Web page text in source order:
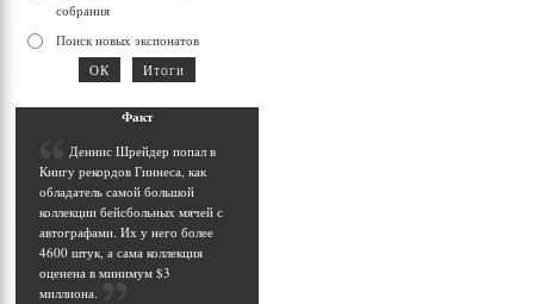
собрания
Поиск новых экспонатов
Факт
Деннис Шрейдер попал в
Книгу рекордов Гиннеса, как
обладатель самой большой
коллекции бейсбольных мячей с
автографами. Их у него более
4600 штук, а сама коллекция
оценена в минимум $3
миллиона.